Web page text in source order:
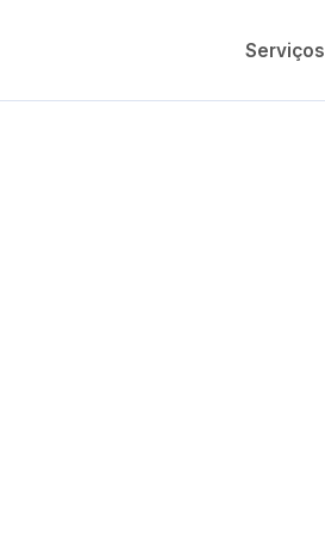
Serviços